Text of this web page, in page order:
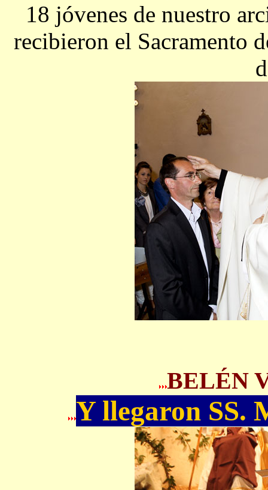
18 jóvenes de nuestro
recibieron el Sacramento
BELÉN
Y llegaron SS.